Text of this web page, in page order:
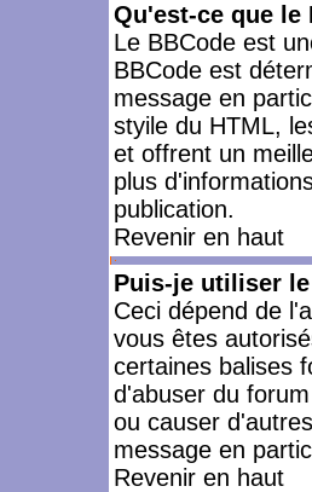
Qu'est-ce que le
Le BBCode est
BBCode est
message en
styile du HTML,
et offrent un
plus
publication.
Revenir en haut
Puis-je utiliser le
Ceci dépend de
vous êtes
certaines balises
d'abuser du
ou causer
message en
Revenir en haut